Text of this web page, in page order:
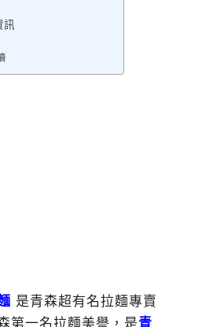
訊
是青森超有名拉麵專賣
第一名拉麵美譽，是青